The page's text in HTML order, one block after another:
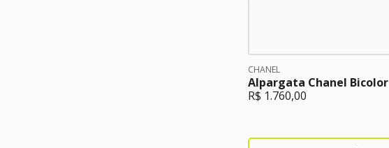
CHANEL
Alpargata Chanel Bicolor
R$ 1.760,00